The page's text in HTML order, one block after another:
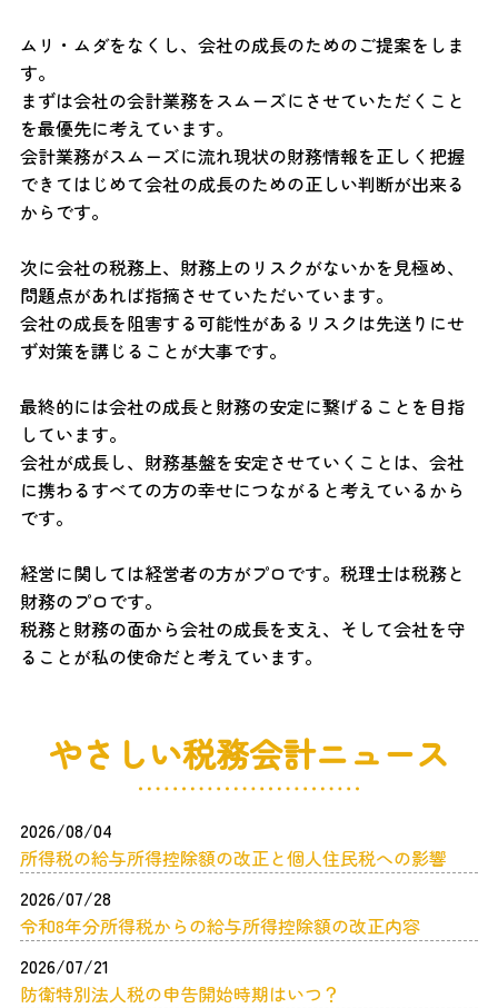
ムリ・ムダをなくし、会社の成長のためのご提案をしま
す。
まずは会社の会計業務をスムーズにさせていただくこと
を最優先に考えています。
会計業務がスムーズに流れ現状の財務情報を正しく把握
できてはじめて会社の成長のための正しい判断が出来る
からです。
次に会社の税務上、財務上のリスクがないかを見極め、
問題点があれば指摘させていただいています。
会社の成長を阻害する可能性があるリスクは先送りにせ
ず対策を講じることが大事です。
最終的には会社の成長と財務の安定に繋げることを目指
しています。
会社が成長し、財務基盤を安定させていくことは、会社
に携わるすべての方の幸せにつながると考えているから
です。
経営に関しては経営者の方がプロです。税理士は税務と
財務のプロです。
税務と財務の面から会社の成長を支え、そして会社を守
ることが私の使命だと考えています。
やさしい税務会計ニュース
2026/08/04
所得税の給与所得控除額の改正と個人住民税への影響
2026/07/28
令和8年分所得税からの給与所得控除額の改正内容
2026/07/21
防衛特別法人税の申告開始時期はいつ？